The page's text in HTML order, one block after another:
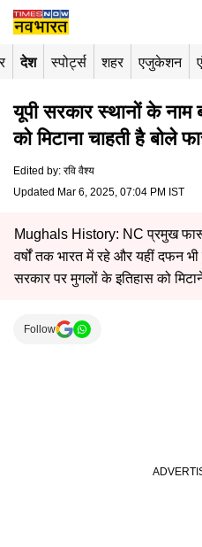
देश स्पोर्ट्स शहर एजुकेशन
यूपी सरकार स्थानों के
को मिटाना चाहती है बोले
Edited by: रवि वैश्य
Updated Mar 6, 2025, 07:04 PM IST
Mughals History: NC प्रमुख
वर्षों तक भारत में रहे और यहीं दफन भी
सरकार पर मुगलों के इतिहास को
Follow